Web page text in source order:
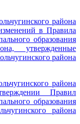
района
в Правила
образования
утвержденные
района
района
Правил
образования
района